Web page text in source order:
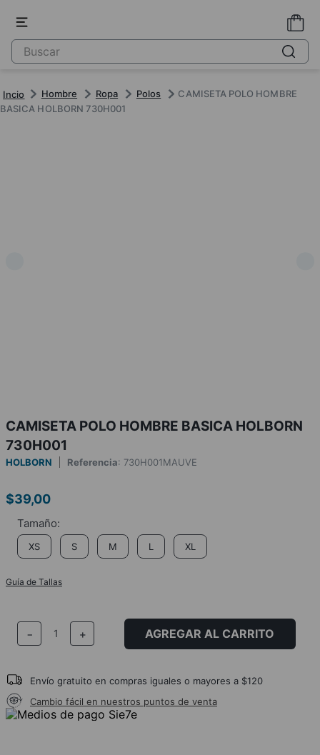
Hombre Ropa Polos
CAMISETA POLO HOMBRE
BASICA HOLBORN 730H001
CAMISETA POLO HOMBRE BASICA HOLBORN
730H001
HOLBORN Referencia: 730H001MAUVE
$39,00
XS S M L XL
Guía de Tallas
＋
－ AGREGAR AL CARRITO
Envío gratuito en compras iguales o mayores a $120
Cambio fácil en nuestros puntos de venta